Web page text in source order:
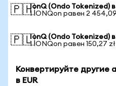
🇵🇭IonQ (Ondo Tokenized)
1 IONQon равен 2
🇵🇱IonQ (Ondo Tokenized)
1 IONQon равен 150,27 zł
Конвертируйте другие
в EUR